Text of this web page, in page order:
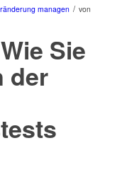
managen / von
Sie
der